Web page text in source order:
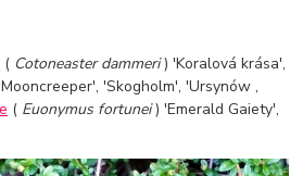
( Cotoneaster dammeri) 'Koralová krása',
'Skogholm', 'Ursynów ,
( Euonymus fortunei) 'Emerald Gaiety',